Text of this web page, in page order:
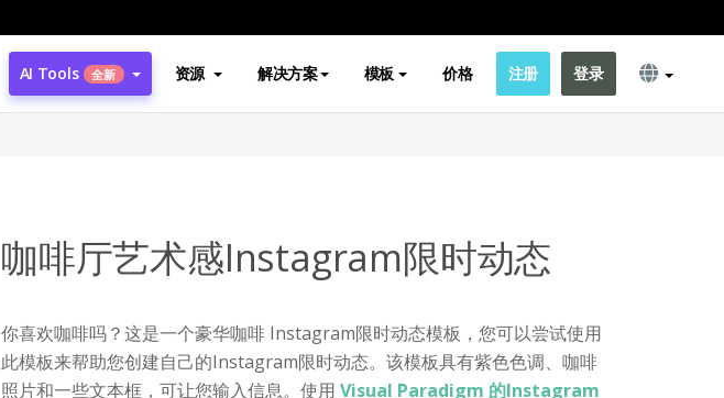
AI Tools 全新 资源 解决方案 模板 价格 注册 登录
咖啡厅艺术感Instagram限时动态
你喜欢咖啡吗？这是一个豪华咖啡 Instagram限时动态模板，您可以尝试使用
此模板来帮助您创建自己的Instagram限时动态。该模板具有紫色色调、咖啡
照片和一些文本框，可让您输入信息。使用 Visual Paradigm 的Instagram